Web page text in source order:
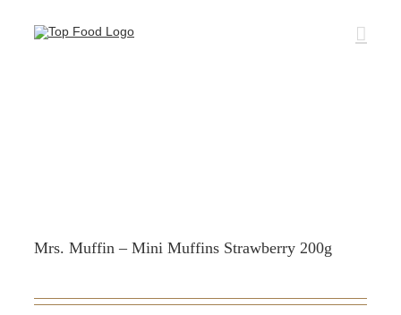
Inhalt
Mrs. Muffin – Mini Muffins Strawberry 200g